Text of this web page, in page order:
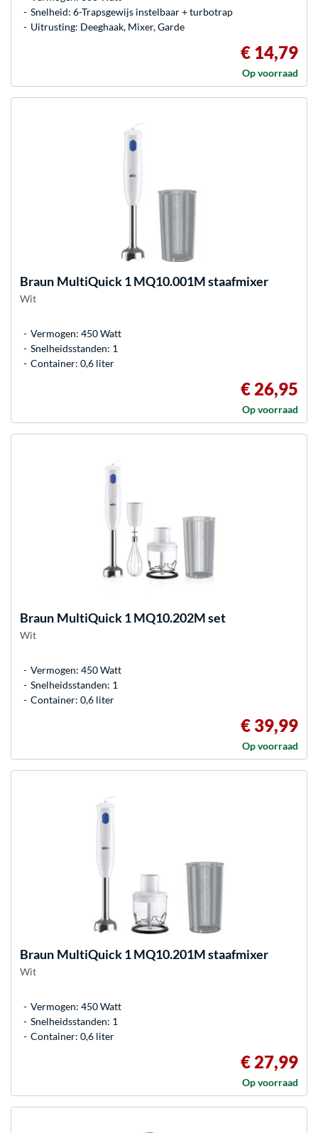
Snelheid: 6-Trapsgewijs instelbaar + turbotrap
Uitrusting: Deeghaak, Mixer, Garde
€ 14,79
Op voorraad
Braun MultiQuick 1 MQ10.001M staafmixer
Wit
Vermogen: 450 Watt
Snelheidsstanden: 1
Container: 0,6 liter
€ 26,95
Op voorraad
Braun MultiQuick 1 MQ10.202M set
Wit
Vermogen: 450 Watt
Snelheidsstanden: 1
Container: 0,6 liter
€ 39,99
Op voorraad
Braun MultiQuick 1 MQ10.201M staafmixer
Wit
Vermogen: 450 Watt
Snelheidsstanden: 1
Container: 0,6 liter
€ 27,99
Op voorraad